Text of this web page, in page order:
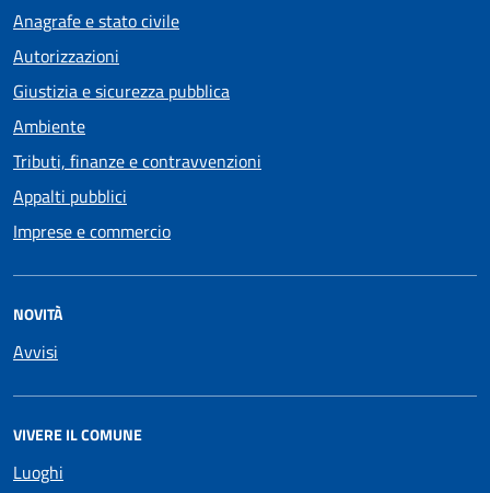
Anagrafe e stato civile
Autorizzazioni
Giustizia e sicurezza pubblica
Ambiente
Tributi, finanze e contravvenzioni
Appalti pubblici
Imprese e commercio
NOVITÀ
Avvisi
VIVERE IL COMUNE
Luoghi